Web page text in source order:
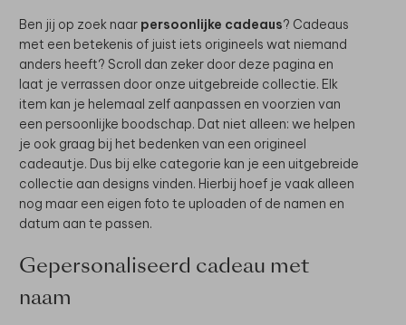
Ben jij op zoek naar persoonlijke cadeaus? Cadeaus
met een betekenis of juist iets origineels wat niemand
anders heeft? Scroll dan zeker door deze pagina en
laat je verrassen door onze uitgebreide collectie. Elk
item kan je helemaal zelf aanpassen en voorzien van
een persoonlijke boodschap. Dat niet alleen: we helpen
je ook graag bij het bedenken van een origineel
cadeautje. Dus bij elke categorie kan je een uitgebreide
collectie aan designs vinden. Hierbij hoef je vaak alleen
nog maar een eigen foto te uploaden of de namen en
datum aan te passen.
Gepersonaliseerd cadeau met
naam